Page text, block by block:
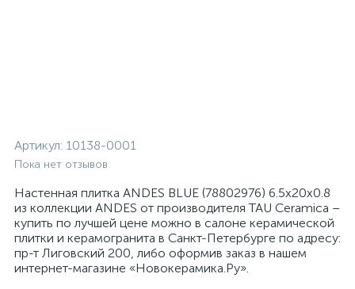
Артикул: 10138-0001
Пока нет отзывов
Настенная плитка ANDES BLUE (78802976) 6.5x20x0.8
из коллекции ANDES от производителя TAU Ceramica –
купить по лучшей цене можно в салоне керамической
плитки и керамогранита в Санкт-Петербурге по адресу:
пр-т Лиговский 200, либо оформив заказ в нашем
интернет-магазине «Новокерамика.Ру».